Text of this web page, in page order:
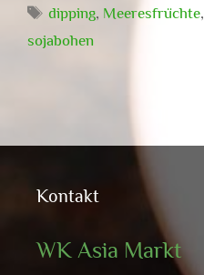
Schlagwörter
dipping, Meeresfrüchte,
sojabohen
Kontakt
WK Asia Markt